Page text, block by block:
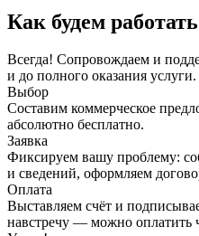
Как будем
Всегда! Сопровождаем и
и до полного оказания услуги.
Выбор
Составим коммерческое
абсолютно бесплатно.
Заявка
Фиксируем вашу проблему:
и сведений, оформляем
Оплата
Выставляем счёт и
навстречу — можно оплатить